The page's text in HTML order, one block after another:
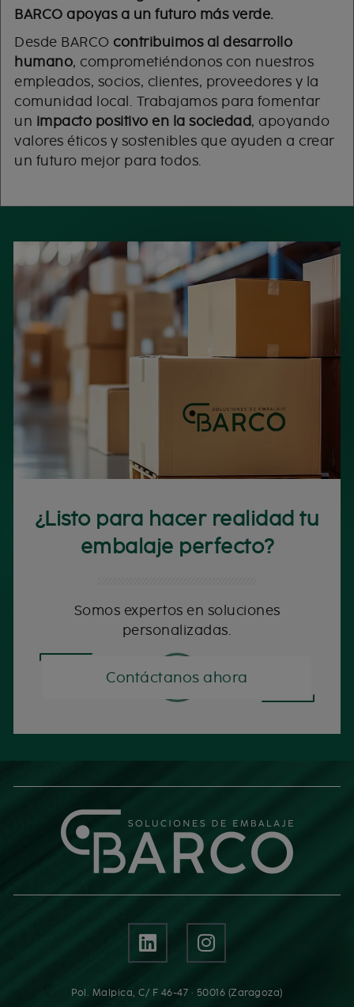
BARCO apoyas a un futuro más verde.
Desde BARCO contribuimos al desarrollo
humano, comprometiéndonos con nuestros
empleados, socios, clientes, proveedores y la
comunidad local. Trabajamos para fomentar
un impacto positivo en la sociedad, apoyando
valores éticos y sostenibles que ayuden a crear
un futuro mejor para todos.
¿Listo para hacer realidad tu
embalaje perfecto?
Somos expertos en soluciones
personalizadas.
Contáctanos ahora
Pol. Malpica, C/ F 46-47 · 50016 (Zaragoza)